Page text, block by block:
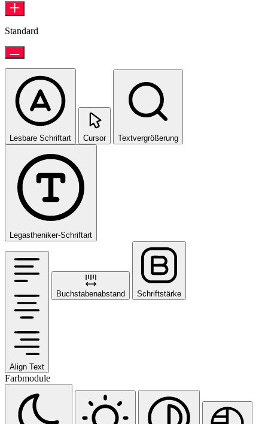
Standard
Lesbare Schriftart Cursor Textvergrößerung
Legastheniker-Schriftart
Align Text
Buchstabenabstand Schriftstärke
Farbmodule